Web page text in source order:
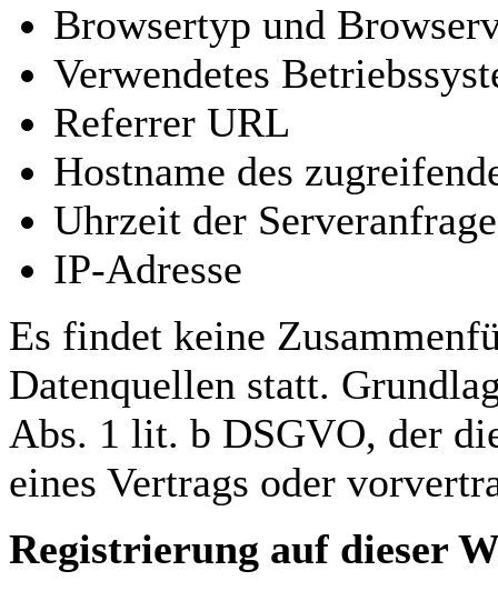
Browsertyp und
Verwendetes
Referrer URL
Hostname des
Uhrzeit der Serveranfrage
IP-Adresse
Es findet keine
Datenquellen statt.
Abs. 1 lit. b DSGVO, der
eines Vertrags oder
Registrierung auf dieser